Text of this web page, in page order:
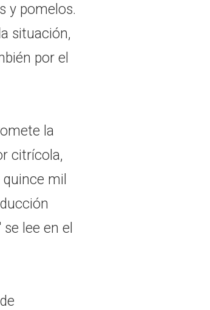
y pomelos.
situación,
por el
la
citrícola,
mil
lee en el